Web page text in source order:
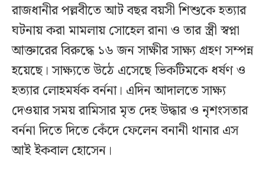
রাজধানীর পল্লবীতে আট বছর বয়সী শিশুকে হত্যার
ঘটনায় করা মামলায় সোহেল রানা ও তার স্ত্রী স্বপ্না
আক্তারের বিরুদ্ধে ১৬ জন সাক্ষীর সাক্ষ্য গ্রহণ সম্পন্ন
হয়েছে। সাক্ষ্যতে উঠে এসেছে ভিকটিমকে ধর্ষণ ও
হত্যার লোহমর্ষক বর্ননা। এদিন আদালতে সাক্ষ্য
দেওয়ার সময় রামিসার মৃত দেহ উদ্ধার ও নৃশংসতার
বর্ননা দিতে দিতে কেঁদে ফেলেন বনানী থানার এস
আই ইকবাল হোসেন।